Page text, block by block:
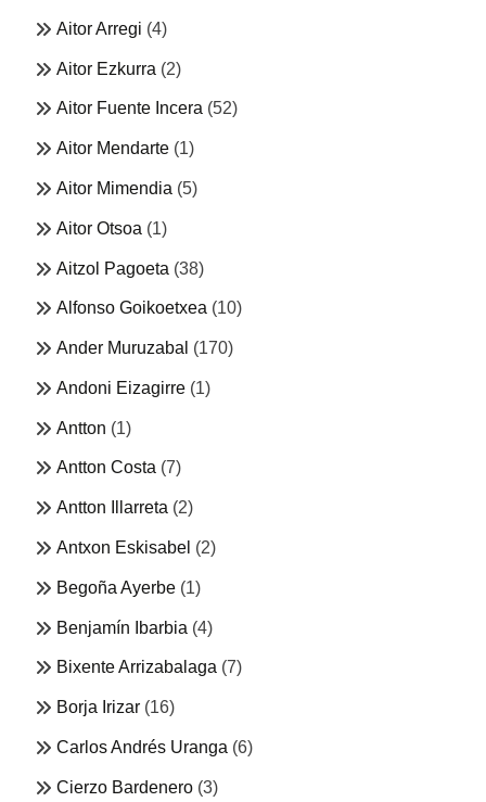
Aitor Arregi (4)
Aitor Ezkurra (2)
Aitor Fuente Incera (52)
Aitor Mendarte (1)
Aitor Mimendia (5)
Aitor Otsoa (1)
Aitzol Pagoeta (38)
Alfonso Goikoetxea (10)
Ander Muruzabal (170)
Andoni Eizagirre (1)
Antton (1)
Antton Costa (7)
Antton Illarreta (2)
Antxon Eskisabel (2)
Begoña Ayerbe (1)
Benjamín Ibarbia (4)
Bixente Arrizabalaga (7)
Borja Irizar (16)
Carlos Andrés Uranga (6)
Cierzo Bardenero (3)